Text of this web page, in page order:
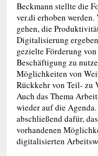
Beckmann stellte die
ver.di erhoben werden.
gehen, die
Digitalisierung
gezielte Förderung
Beschäftigung zu
Möglichkeiten von
Rückkehr von Teil- zu
Auch das Thema
wieder auf die
abschließend dafür,
vorhandenen
digitalisierten